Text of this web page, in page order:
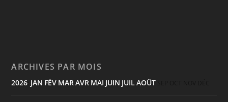
ARCHIVES PAR MOIS
2026 JAN FÉV MARAVR MAI JUIN JUILAOÛT